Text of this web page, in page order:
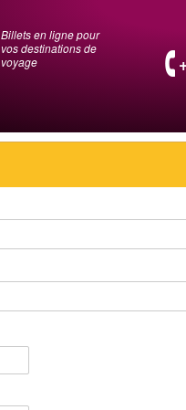
Billets en ligne pour
vos destinations de
voyage